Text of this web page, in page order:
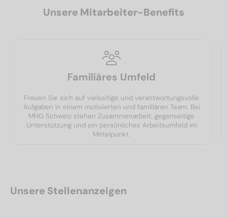
Unsere Mitarbeiter-Benefits
Familiäres Umfeld
Freuen Sie sich auf vielseitige und verantwortungsvolle
Aufgaben in einem motivierten und familiären Team. Bei
MHG Schweiz stehen Zusammenarbeit, gegenseitige
Unterstützung und ein persönliches Arbeitsumfeld im
Mittelpunkt.
Unsere Stellenanzeigen